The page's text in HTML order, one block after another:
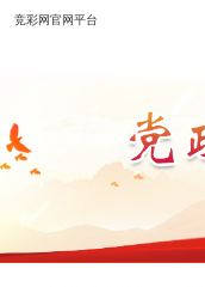
竞彩网官网平台